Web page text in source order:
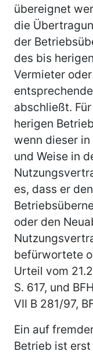
übereignet
die
der
des bis
Vermieter
abschließt.
herigen
wenn dieser
und Weise in
es, dass er
oder den
befürwortete
Urteil vom
S. 617, und
VII B 281/97,
Ein auf
Betrieb ist